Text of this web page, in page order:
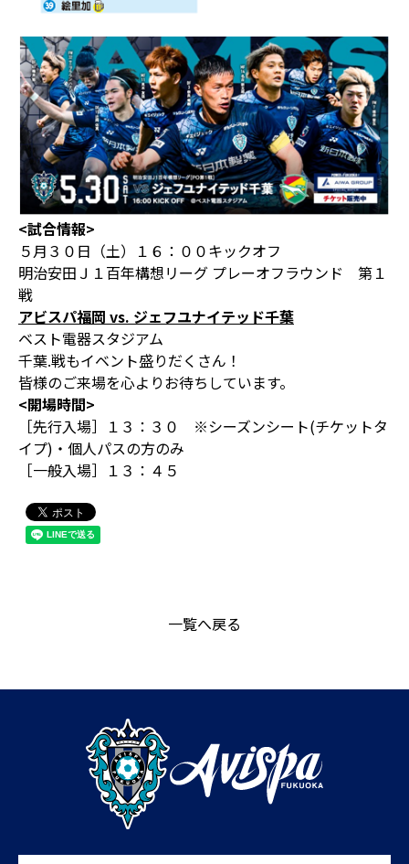
<試合情報>
５月３０日（土）１６：００キックオフ
明治安田Ｊ１百年構想リーグ プレーオフラウンド 第１
戦
アビスパ福岡 vs. ジェフユナイテッド千葉
ベスト電器スタジアム
千葉.戦もイベント盛りだくさん！
皆様のご来場を心よりお待ちしています。
<開場時間>
［先行入場］１３：３０ ※シーズンシート(チケットタ
イプ)・個人パスの方のみ
［一般入場］１３：４５
一覧へ戻る